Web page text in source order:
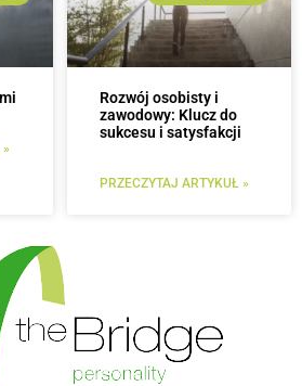
»
Rozwój osobisty i
zawodowy: Klucz do
sukcesu i satysfakcji
PRZECZYTAJ ARTYKUŁ »